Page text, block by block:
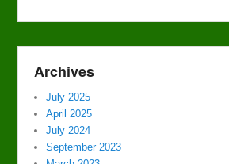
Archives
July 2025
April 2025
July 2024
September 2023